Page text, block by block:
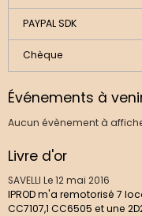
PAYPAL SDK
Chèque
Événements à
Aucun évènement à
Livre d'or
SAVELLI Le 12 mai 2016
IPROD m'a remotorisé 7
CC7107,1 CC6505 et une